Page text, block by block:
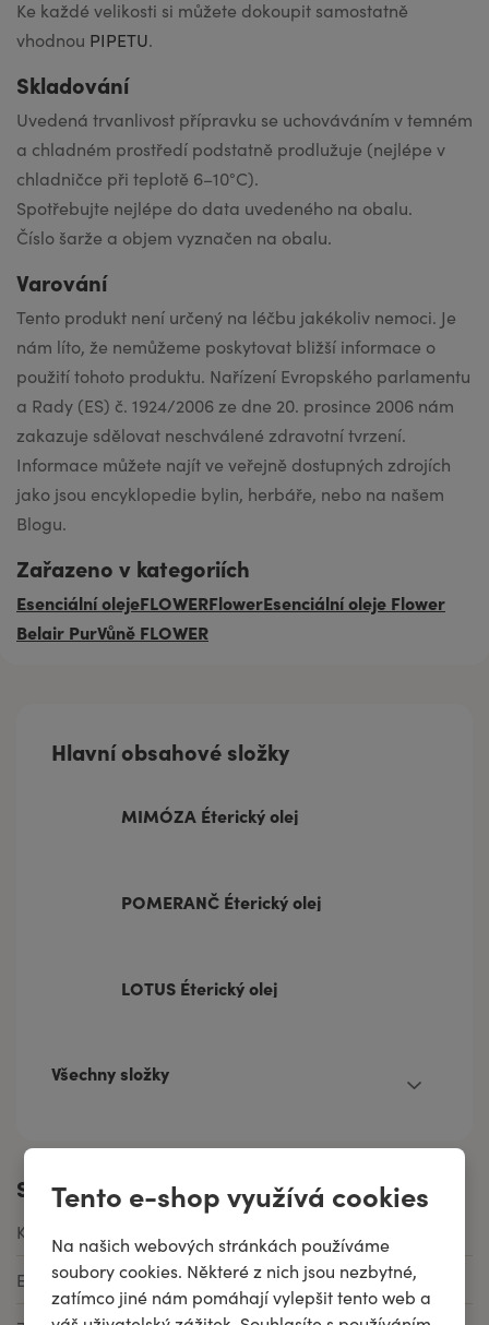
Tento e-shop využívá cookies
Na našich webových stránkách používáme
soubory cookies. Některé z nich jsou nezbytné,
zatímco jiné nám pomáhají vylepšit tento web a
Ke každé velikosti si můžete dokoupit samostatně
vhodnou PIPETU.
Skladování
Uvedená trvanli­vost přípravku se uchováváním v temném
a chladném prostředí podstatně prodlužuje (nejlépe v
chladničce při teplotě 6–10°C).
Spotřebujte nejlépe do data uvedeného na obalu.
Číslo šarže a objem vyznačen na obalu.
Varování
Tento produkt není určený na léčbu jakékoliv nemoci. Je
nám líto, že nemůžeme poskytovat bližší informace o
použití tohoto produktu. Nařízení Evropského parlamentu
a Rady (ES) č. 1924/2006 ze dne 20. prosince 2006 nám
zakazuje sdělovat neschválené zdravotní tvrzení.
Informace můžete najít ve veřejně dostupných zdrojích
jako jsou encyklopedie bylin, herbáře, nebo na našem
Blogu.
Zařazeno v kategoriích
Esenciální olejeFLOWERFlowerEsenciální oleje Flower
Belair PurVůně FLOWER
Hlavní obsahové složky
MIMÓZA Éterický olej
POMERANČ Éterický olej
LOTUS Éterický olej
Všechny složky
Specifikace
Kód produktu
EAN 8592979137396